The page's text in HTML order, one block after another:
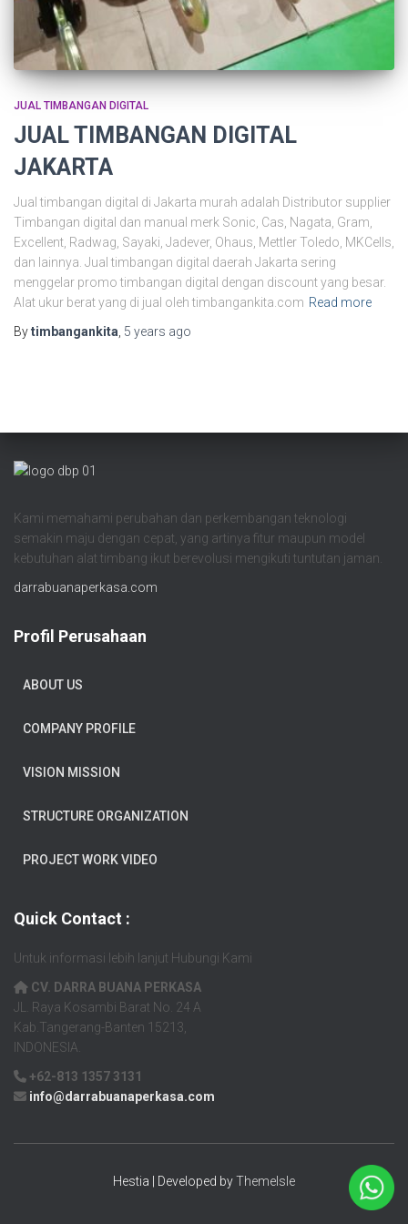
JUAL TIMBANGAN DIGITAL
JUAL TIMBANGAN DIGITAL
JAKARTA
Jual timbangan digital di Jakarta murah adalah Distributor supplier
Timbangan digital dan manual merk Sonic, Cas, Nagata, Gram,
Excellent, Radwag, Sayaki, Jadever, Ohaus, Mettler Toledo, MKCells,
dan lainnya. Jual timbangan digital daerah Jakarta sering
menggelar promo timbangan digital dengan discount yang besar.
Alat ukur berat yang di jual oleh timbangankita.com Read more
Bytimbangankita 5 years ago
Kami memahami perubahan dan perkembangan teknologi
semakin maju dengan cepat, yang artinya fitur maupun model
kebutuhan alat timbang ikut berevolusi mengikuti tuntutan jaman.
darrabuanaperkasa.com
Profil Perusahaan
ABOUT US
COMPANY PROFILE
VISION MISSION
STRUCTURE ORGANIZATION
PROJECT WORK VIDEO
Quick Contact :
Untuk informasi lebih lanjut Hubungi Kami
CV. DARRA BUANA PERKASA
JL. Raya Kosambi Barat No. 24 A
Kab.Tangerang-Banten 15213,
INDONESIA.
+62-813 1357 3131
info@darrabuanaperkasa.com
Hestia | Developed byThemeIsle